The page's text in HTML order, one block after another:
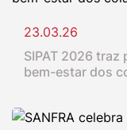
23.03.26
SIPAT 2026 traz
bem-estar dos